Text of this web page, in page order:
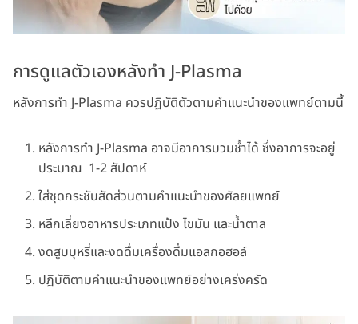
การดูแลตัวเองหลังทำ J-Plasma
หลังการทำ J-Plasma ควรปฏิบัติตัวตามคำแนะนำของแพทย์ตามนี้
หลังการทำ J-Plasma อาจมีอาการบวมช้ำได้ ซึ่งอาการจะอยู่
ประมาณ 1-2 สัปดาห์
ใส่ชุดกระชับสัดส่วนตามคำแนะนำของศัลยแพทย์
หลีกเลี่ยงอาหารประเภทแป้ง ไขมัน และน้ำตาล
งดสูบบุหรี่และงดดื่มเครื่องดื่มแอลกอฮอล์
ปฏิบัติตามคำแนะนำของแพทย์อย่างเคร่งครัด